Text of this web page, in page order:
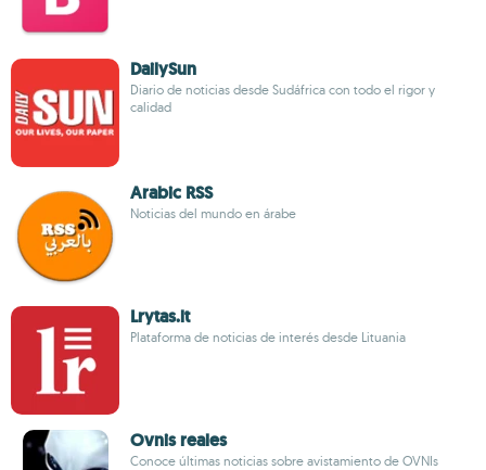
DailySun
Diario de noticias desde Sudáfrica con todo el rigor y
calidad
Arabic RSS
Noticias del mundo en árabe
Lrytas.lt
Plataforma de noticias de interés desde Lituania
Ovnis reales
Conoce últimas noticias sobre avistamiento de OVNIs